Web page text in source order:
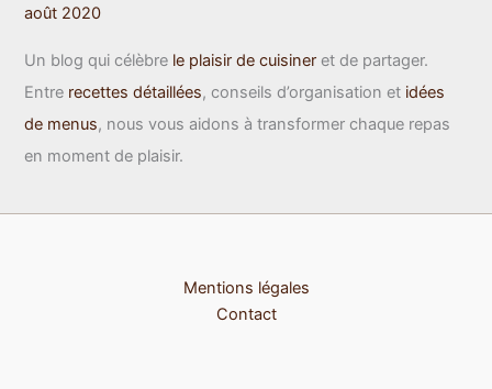
août 2020
Un blog qui célèbre le plaisir de cuisiner et de partager.
Entre recettes détaillées, conseils d’organisation et idées
de menus, nous vous aidons à transformer chaque repas
en moment de plaisir.
Mentions légales
Contact